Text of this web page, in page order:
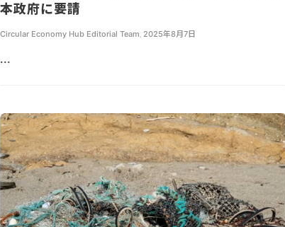
本政府に要請
Circular Economy Hub Editorial Team 2025年8月7日
...